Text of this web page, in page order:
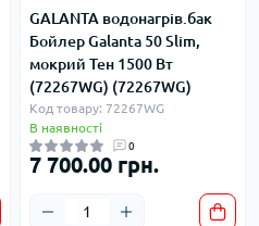
GALANTA водонагрів.бак
Бойлер Galanta 50 Slim,
мокрий Тен 1500 Вт
(72267WG) (72267WG)
Код товару: 72267WG
В наявності
0
7 700.00 грн.